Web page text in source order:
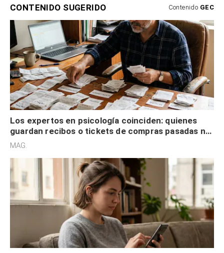
CONTENIDO SUGERIDO Contenido GEC
Los expertos en psicología coinciden: quienes
guardan recibos o tickets de compras pasadas no
son acumuladores, sino que tienen necesidad de
MAG.